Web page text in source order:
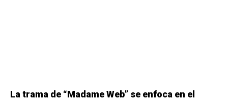
La trama de “Madame Web” se enfoca en el